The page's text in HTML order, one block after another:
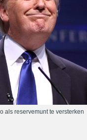
als reservemunt te versterken